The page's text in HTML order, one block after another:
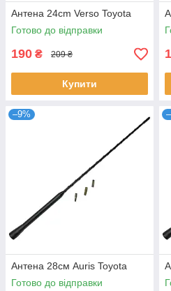
Антена 24cm Verso Toyota
Готово до відправки
190 ₴ 209 ₴
Купити
–9%
Антена 28см Auris Toyota
Готово до відправки